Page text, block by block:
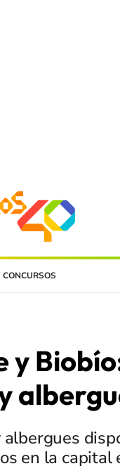
CONCURSOS
y
en la capital